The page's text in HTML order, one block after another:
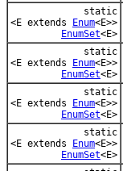
static
<E extends Enum<E>>
EnumSet<E>
static
<E extends Enum<E>>
EnumSet<E>
static
<E extends Enum<E>>
EnumSet<E>
static
<E extends Enum<E>>
EnumSet<E>